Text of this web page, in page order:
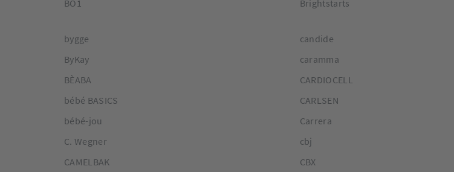
BO1
Brightstarts
bygge
ByKay
BÈABA
bébé BASICS
bébé-jou
C. Wegner
CAMELBAK
candide
caramma
CARDIOCELL
CARLSEN
Carrera
cbj
CBX